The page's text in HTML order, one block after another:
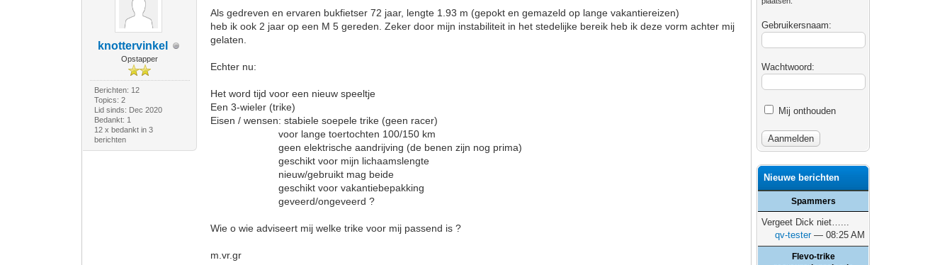
knottervinkel
Opstapper
Berichten: 12
Topics: 2
Lid sinds: Dec 2020
Bedankt: 1
12 x bedankt in 3
berichten
Als gedreven en ervaren bukfietser 72 jaar, lengte 1.93 m (gepokt en gemazeld op lange vakantiereizen)
heb ik ook 2 jaar op een M 5 gereden. Zeker door mijn instabiliteit in het stedelijke bereik heb ik deze vorm achter mij
gelaten.
Echter nu:
Het word tijd voor een nieuw speeltje
Een 3-wieler (trike)
Eisen / wensen: stabiele soepele trike (geen racer)
voor lange toertochten 100/150 km
geen elektrische aandrijving (de benen zijn nog prima)
geschikt voor mijn lichaamslengte
nieuw/gebruikt mag beide
geschikt voor vakantiebepakking
geveerd/ongeveerd ?
Wie o wie adviseert mij welke trike voor mij passend is ?
m.vr.gr
Gebruikersnaam:
Wachtwoord:
Mij onthouden
Nieuwe berichten
Spammers
Vergeet Dick niet…...
qv-tester— 08:25 AM
Flevo-trike